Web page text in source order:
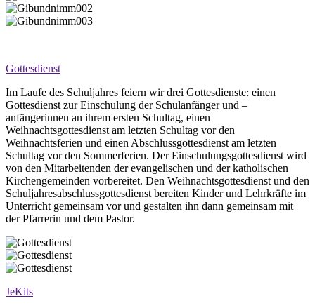
Gottesdienst
Im Laufe des Schuljahres feiern wir drei Gottesdienste: einen
Gottesdienst zur Einschulung der Schulanfänger und –
anfängerinnen an ihrem ersten Schultag, einen
Weihnachtsgottesdienst am letzten Schultag vor den
Weihnachtsferien und einen Abschlussgottesdienst am letzten
Schultag vor den Sommerferien. Der Einschulungsgottesdienst wird
von den Mitarbeitenden der evangelischen und der katholischen
Kirchengemeinden vorbereitet. Den Weihnachtsgottesdienst und den
Schuljahresabschlussgottesdienst bereiten Kinder und Lehrkräfte im
Unterricht gemeinsam vor und gestalten ihn dann gemeinsam mit
der Pfarrerin und dem Pastor.
JeKits